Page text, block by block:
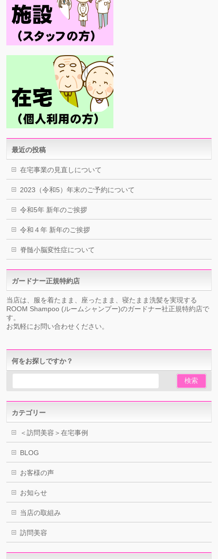
最近の投稿
在宅事業の見直しについて
2023（令和5）年末のご予約について
令和5年 新年のご挨拶
令和４年 新年のご挨拶
脊髄小脳変性症について
ガードナー正規特約店
当店は、服を着たまま、座ったまま、寝たまま洗髪を実現する
ROOM Shampoo (ルームシャンプー)のガードナー社正規特約店で
す。
お気軽にお問い合わせください。
何をお探しですか？
カテゴリー
＜訪問美容＞在宅事例
BLOG
お客様の声
お知らせ
当店の取組み
訪問美容